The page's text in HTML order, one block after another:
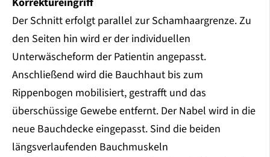
Der Schnitt erfolgt parallel zur Schamhaargrenze. Zu
den Seiten hin wird er der individuellen
Unterwäscheform der Patientin angepasst.
Anschließend wird die Bauchhaut bis zum
Rippenbogen mobilisiert, gestrafft und das
überschüssige Gewebe entfernt. Der Nabel wird in die
neue Bauchdecke eingepasst. Sind die beiden
längsverlaufenden Bauchmuskeln